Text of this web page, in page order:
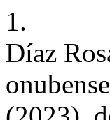
1.
Díaz